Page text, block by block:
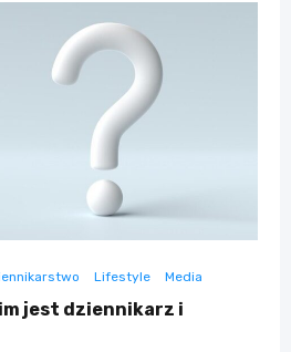
Lifestyle Media
jest dziennikarz i